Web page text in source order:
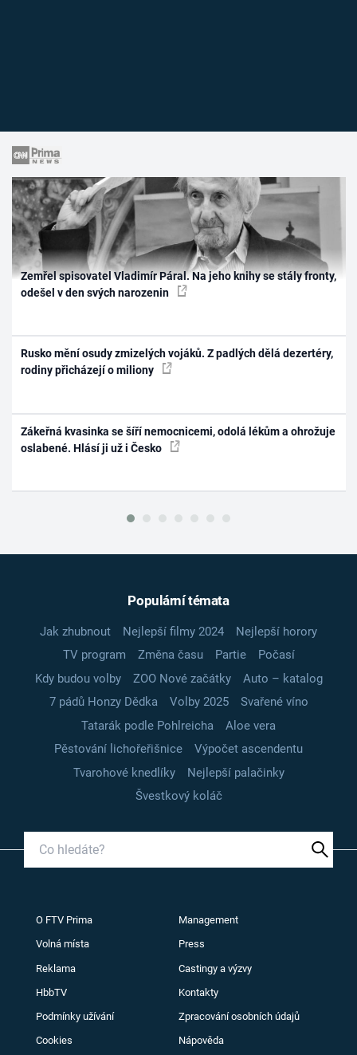
Zemřel spisovatel Vladimír Páral. Na jeho knihy se stály fronty,
odešel v den svých narozenin
Rusko mění osudy zmizelých vojáků. Z padlých dělá dezertéry,
rodiny přicházejí o miliony
Zákeřná kvasinka se šíří nemocnicemi, odolá lékům a ohrožuje
oslabené. Hlásí ji už i Česko
Populární témata
Jak zhubnout Nejlepší filmy 2024
Nejlepší horory
TV program
Změna času Partie
Počasí
Kdy budou volby
ZOO Nové začátky
Auto – katalog
7 pádů Honzy Dědka
Volby 2025
Svařené víno
Tatarák podle Pohlreicha
Aloe vera
Pěstování lichořeřišnice
Výpočet ascendentu
Tvarohové knedlíky
Nejlepší palačinky
Švestkový koláč
O FTV Prima Management
Volná místa Press
Reklama Castingy a výzvy
HbbTV Kontakty
Podmínky užívání Zpracování osobních údajů
Cookies Nápověda